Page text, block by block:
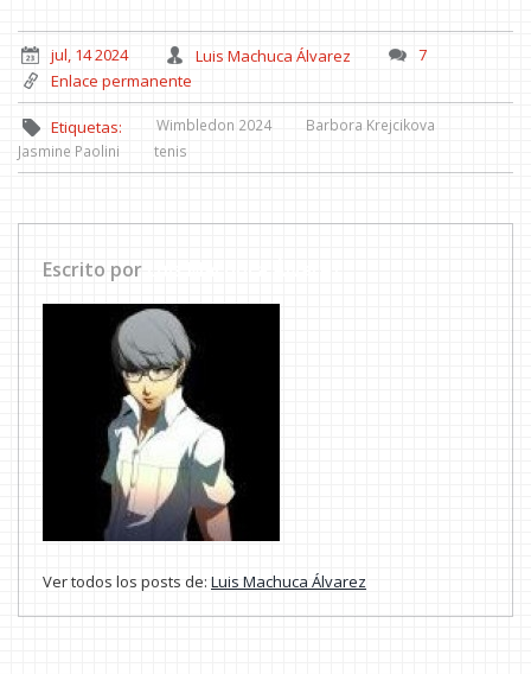
jul, 14 2024 Luis Machuca Álvarez
7
Enlace permanente
Etiquetas: Wimbledon 2024
Barbora Krejcikova
Jasmine Paolini
tenis
Escrito por
Ver todos los posts de: Luis Machuca Álvarez